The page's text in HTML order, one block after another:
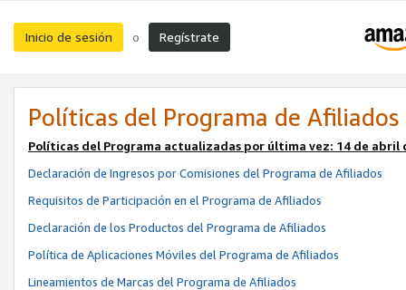
Inicio de sesión o Regístrate
Políticas del Programa de Afiliados
Políticas del Programa actualizadas por última vez: 14 de abril
Declaración de Ingresos por Comisiones del Programa de Afiliados
Requisitos de Participación en el Programa de Afiliados
Declaración de los Productos del Programa de Afiliados
Política de Aplicaciones Móviles del Programa de Afiliados
Lineamientos de Marcas del Programa de Afiliados